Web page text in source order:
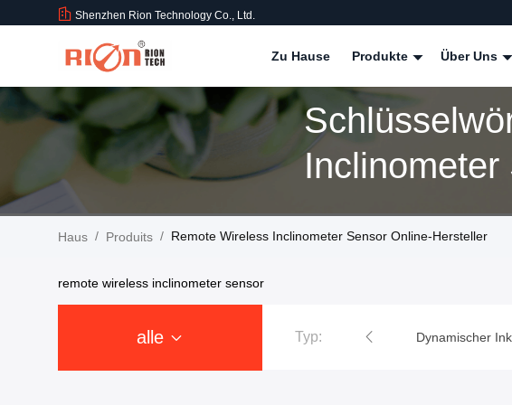
Shenzhen Rion Technology Co., Ltd.
Zu Hause Produkte Über Uns
Inclinometer
Produits
Haus / Produits / Remote Wireless Inclinometer Sensor Online-Hersteller
remote wireless inclinometer sensor
alle Typ:
Neigungs-Sensor-Inklinationskompaß Dynamischer